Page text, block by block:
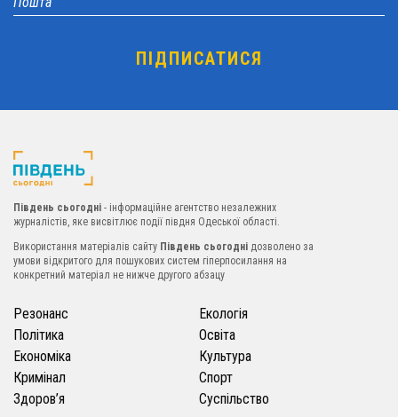
Південь сьогодні - інформаційне агентство незалежних
журналістів, яке висвітлює події півдня Одеської області.
Використання матеріалів сайту Південь сьогодні дозволено за
умови відкритого для пошукових систем гіперпосилання на
конкретний матеріал не нижче другого абзацу
Резонанс
Політика
Економіка
Кримінал
Здоров’я
Екологія
Освіта
Культура
Спорт
Суспільство